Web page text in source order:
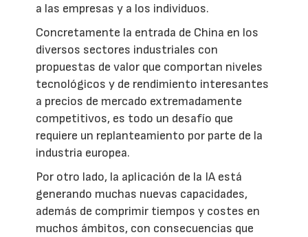
a las empresas y a los individuos.
Concretamente la entrada de China en los
diversos sectores industriales con
propuestas de valor que comportan niveles
tecnológicos y de rendimiento interesantes
a precios de mercado extremadamente
competitivos, es todo un desafío que
requiere un replanteamiento por parte de la
industria europea.
Por otro lado, la aplicación de la IA está
generando muchas nuevas capacidades,
además de comprimir tiempos y costes en
muchos ámbitos, con consecuencias que